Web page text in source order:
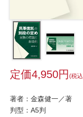
4,950 税込
著者：金森健一／著
判型：A5判